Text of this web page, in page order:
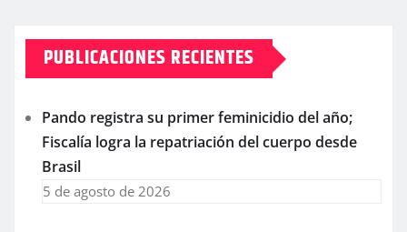
PUBLICACIONES RECIENTES
Pando registra su primer feminicidio del año;
Fiscalía logra la repatriación del cuerpo desde
Brasil
5 de agosto de 2026